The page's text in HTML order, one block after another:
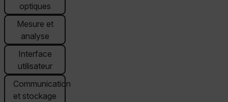
optiques
Mesure et
analyse
Interface
utilisateur
Communication
et stockage